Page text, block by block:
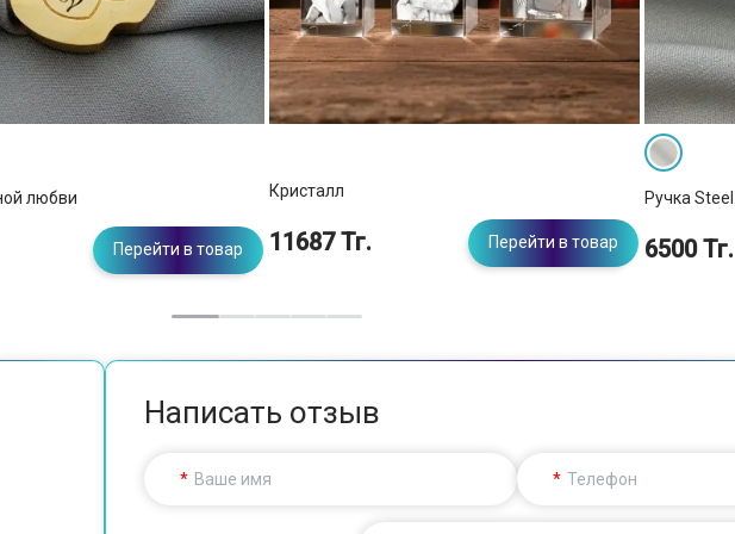
любви
Перейти в товар
Кристалл
11687 Тг. Перейти в товар
Ручка
6500 Тг.
Написать отзыв
Ваше имя Телефон